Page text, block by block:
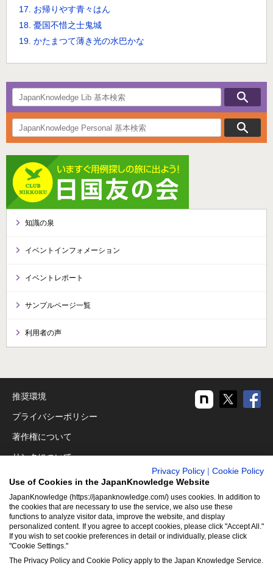
17. お帰りやす青々はん
18. 憂国不惜之士鬼城
19. かたまつて薄き光の水巴かな
知識の泉
イベントインフォメーション
イベントレポート
サンプルページ一覧
利用者の声
推奨環境
プライバシーポリシー
著作権について
リンクについて
免責事項
運営会社
アクセシビリティ対応
クッキーポリシー
Cookie設定
Privacy Policy
Cookie Policy
Use of Cookies in the JapanKnowledge Website
JapanKnowledge (https://japanknowledge.com/) uses cookies. In addition to
the cookies that are necessary to use the service, we also use these
functions to analyze visitor data, improve the website, and display
personalized content. If you agree to accept cookies, please click "Accept All."
If you wish to set cookie preferences in detail or individually, please click
"Cookie Settings."
The Privacy Policy and Cookie Policy apply to the Japan Knowledge Service.